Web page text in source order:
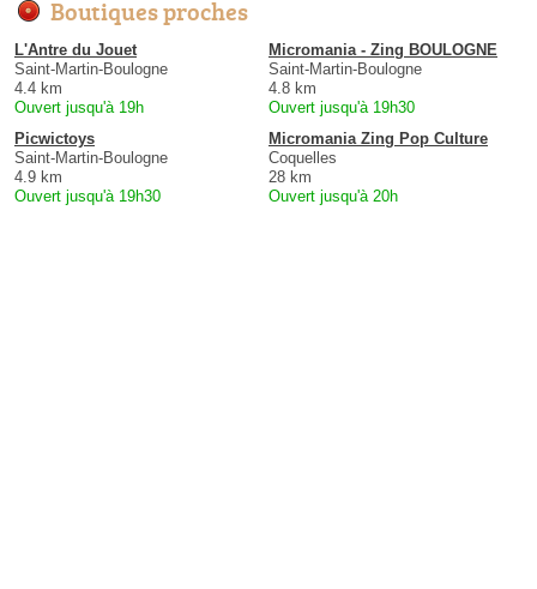
Boutiques proches
L'Antre du Jouet
Saint-Martin-Boulogne
4.4 km
Ouvert jusqu'à 19h
Micromania - Zing BOULOGNE
Saint-Martin-Boulogne
4.8 km
Ouvert jusqu'à 19h30
Picwictoys
Saint-Martin-Boulogne
4.9 km
Ouvert jusqu'à 19h30
Micromania Zing Pop Culture
Coquelles
28 km
Ouvert jusqu'à 20h